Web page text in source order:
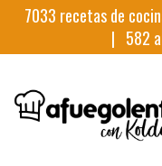
7033 recetas de
| 582